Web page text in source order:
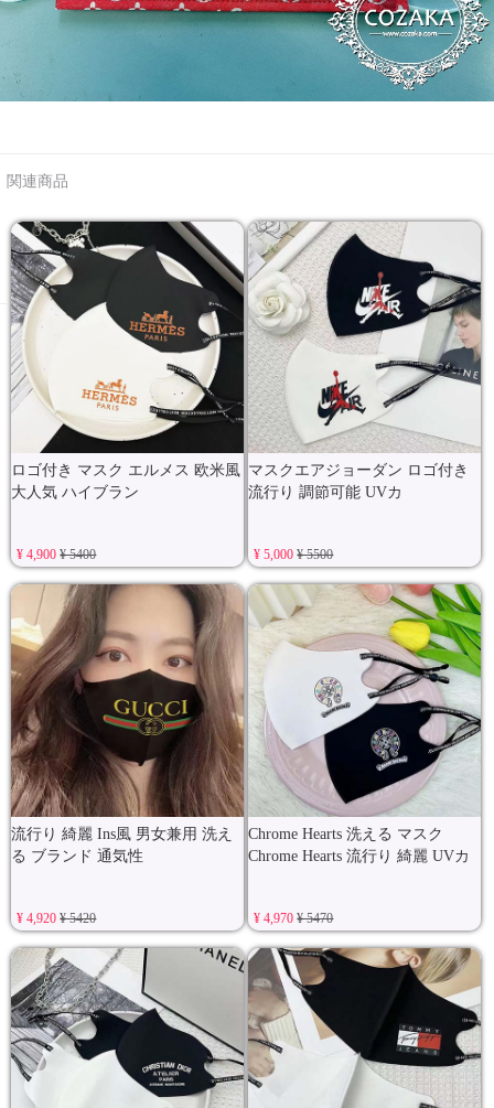
関連商品
ロゴ付き マスク エルメス 欧米風
大人気 ハイブラン
¥ 4,900¥ 5400
マスクエアジョーダン ロゴ付き
流行り 調節可能 UVカ
¥ 5,000¥ 5500
流行り 綺麗 Ins風 男女兼用 洗え
る ブランド 通気性
¥ 4,920¥ 5420
Chrome Hearts 洗える マスク
Chrome Hearts 流行り 綺麗 UVカ
¥ 4,970¥ 5470